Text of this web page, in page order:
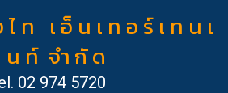
ท เ อ็ น เ ท อ ร์ เ ท น เ
น ท์ จำ กั ด
02 974 5720